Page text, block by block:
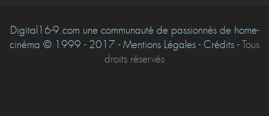
Digital16-9.com une communauté de passionnés de home-
cinéma © 1999 - 2017 - Mentions Légales - Crédits -Tous
droits réservés